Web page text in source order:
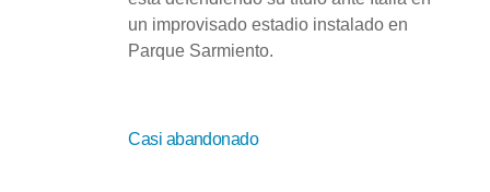
un improvisado estadio instalado en
Parque Sarmiento.
Casi abandonado